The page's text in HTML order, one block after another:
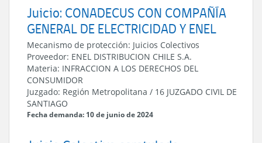
Juicio: CONADECUS CON COMPAÑÍA
GENERAL DE ELECTRICIDAD Y ENEL
Mecanismo de protección: Juicios Colectivos
Proveedor: ENEL DISTRIBUCION CHILE S.A.
Materia: INFRACCION A LOS DERECHOS DEL
CONSUMIDOR
Juzgado: Región Metropolitana / 16 JUZGADO CIVIL DE
SANTIAGO
Fecha demanda: 10 de junio de 2024